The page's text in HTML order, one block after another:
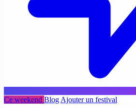
Ce weekend Blog Ajouter un festival